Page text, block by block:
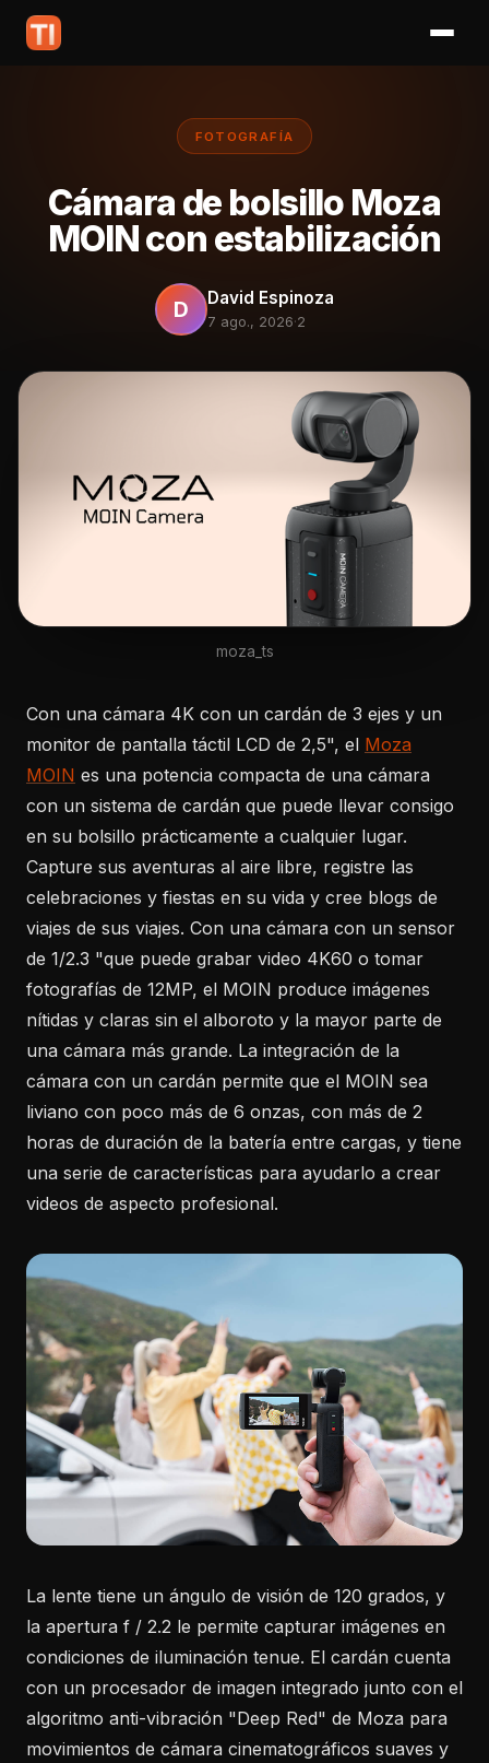
FOTOGRAFÍA
Cámara de bolsillo Moza
MOIN con estabilización
D David Espinoza
7 ago., 2026·2
moza_ts
Con una cámara 4K con un cardán de 3 ejes y un
monitor de pantalla táctil LCD de 2,5", el Moza
MOIN es una potencia compacta de una cámara
con un sistema de cardán que puede llevar consigo
en su bolsillo prácticamente a cualquier lugar.
Capture sus aventuras al aire libre, registre las
celebraciones y fiestas en su vida y cree blogs de
viajes de sus viajes. Con una cámara con un sensor
de 1/2.3 "que puede grabar video 4K60 o tomar
fotografías de 12MP, el MOIN produce imágenes
nítidas y claras sin el alboroto y la mayor parte de
una cámara más grande. La integración de la
cámara con un cardán permite que el MOIN sea
liviano con poco más de 6 onzas, con más de 2
horas de duración de la batería entre cargas, y tiene
una serie de características para ayudarlo a crear
videos de aspecto profesional.
La lente tiene un ángulo de visión de 120 grados, y
la apertura f / 2.2 le permite capturar imágenes en
condiciones de iluminación tenue. El cardán cuenta
con un procesador de imagen integrado junto con el
algoritmo anti-vibración "Deep Red" de Moza para
movimientos de cámara cinematográficos suaves y